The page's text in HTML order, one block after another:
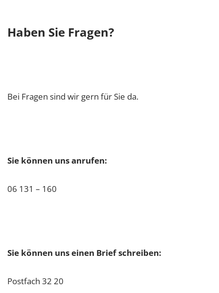
Haben Sie Fragen?
Bei Fragen sind wir gern für Sie da.
Sie können uns anrufen:
06 131 – 160
Sie können uns einen Brief schreiben:
Postfach 32 20